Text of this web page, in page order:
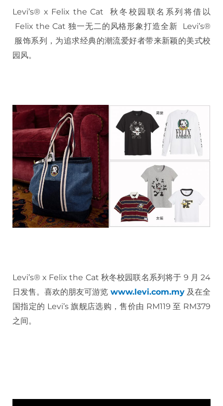
Levi’s® x Felix the Cat 秋冬校园联名系列将借以
Felix the Cat 独一无二的风格形象打造全新 Levi’s®
服饰系列，为追求经典的潮流爱好者带来新颖的美式校
园风。
Levi’s® x Felix the Cat 秋冬校园联名系列将于 9 月 24
日发售。喜欢的朋友可游览 www.levi.com.my 及在全
国指定的 Levi’s 旗舰店选购，售价由 RM119 至 RM379
之间。